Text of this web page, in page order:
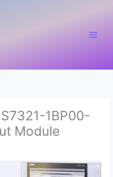
1BP00-
Module